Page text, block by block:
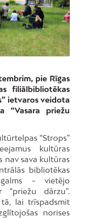
pie Rīgas
filiālbibliotēkas
ietvaros veidota
“Vasara priežu
“Strops”
kultūras
nav sava kultūras
bibliotēkas
– vietējo
dārzu”.
lai trīspadsmit
norises